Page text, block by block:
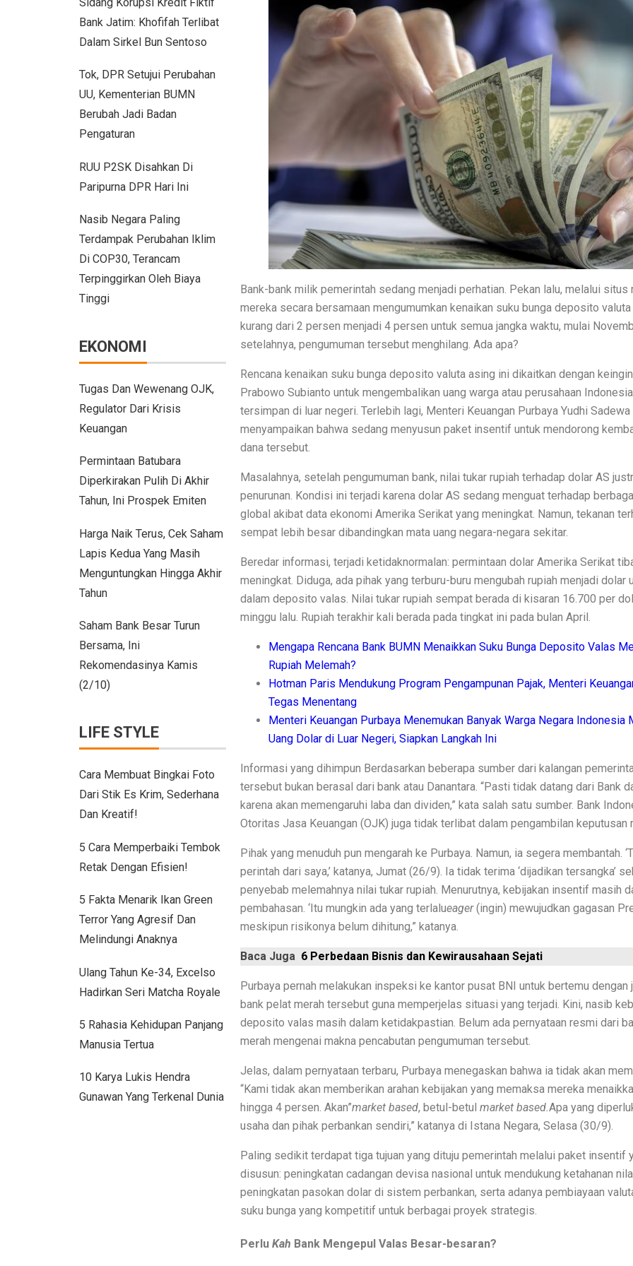
Pebisnis Diler Prediksi Penjualan Mobil 2025 Turun dari 2024
GIIAS Bandung 2025 Tampilkan 18 Merek Kendaraan Baru Berbasis Teknologi Terkini
GIIAS Bandung 2025: Sinergi Pemerintah, Industri, dan Masyarakat untuk Masa Depan Otomotif Indonesia
Lebih Banyak Pilihan, Ini Keunggulan V-belt Aftermarket
Trio Unggulan Suzuki di GIIAS Bandung 2025: Jimny 5-Door, Fronx, dan XL7 Hybrid Alpha Kuro
Daihatsu Rocky Diluncurkan di GIIAS: SUV Kompak dengan Teknologi Canggih dan Harga Hemat
Hyundai Akan Rilis Mobil Listrik Baru Tahun Ini
Arista Bawa Farizon, Mobil Niaga Listrik yang Siap Lawan Gran Max
28 Kendaraan Perusahaan di Aceh Tamiang Pakai Pelat Luar, Dominasi BK
Pengalaman Pertama Mengemudi Jaecoo J8, SUV Premium yang Tangguh dan Nyaman
GIIAS Bandung 2025: Komitmen Gaikindo Dukung Pertumbuhan Otomotif
Persaingan BMW dan Mercedes-Benz Hadapi Bebas Bea Mobil Eropa
Citroen C3 Sport dan Jeep Gladiator Meluncur di GIIAS Bandung
Uji Coba Mobil SUV JAECOO J8 SHS ARDIS di ISDC Tangerang
Jeep Gladiator Sport Tampil di GIIAS Bandung 2025
GIIAS Bandung 2025: Konsistensi 54 Tahun Toyota Melayani dan Berkontribusi untuk Indonesia
Petualangan Motor Baru! Kove 350F 344cc Dirilis, Lihat Spesifikasi dan Harga!
Toyota Avanza, Teman Perjalanan Jauh dengan Pembaruan Menyeluruh
7 Ide Pagar Bambu Sederhana untuk Rumah Tropis
10 Model Batu Alam Dinding Minimalis Terbaru
Ternyata Mudah, Ini 5 Cara Pasang Wallpaper Dinding Sendiri!
Cara Membuat Bingkai Foto dari Stik Es Krim, Sederhana dan Kreatif!
Tips Menata Hiasan Dinding untuk Ruang Tamu Estetis
Pasien Konsultasi Kesehatan ke AI? Ini Tanggapan Dokter
5 Cara Memperbaiki Tembok Retak dengan Efisien!
Harga Kusen UPVC vs Aluminium, Ketahui Perbedaannya!
Tanda-Tanda Kanker Payudara yang Sering Diabaikan
Hasil MotoGP Jepang 2025: Marc Marquez Juara Dunia
Tren Rumah Scandinavian: Ciri Khas dan Aturan Desain
Anti Ribet, Gaya Hias Dinding Modern dari Stik Es Krim
Idaman! 10 Desain Wajib untuk Rumah Sempit
5 Cara Menyemprot Dinding Basah agar Rapi dan Awet!
Mewah dan Megah, 10 Rumah Terbesar di Dunia!
Inspirasi Warna Cat Pagar yang Elegan dan Pasti Sukses
Tips Pemasangan Plafon PVC Rangka Hollow Modern
8 Ciri Rumah Tropis Sederhana: Hunian Asri, Sejuk, dan Nyaman
Literasi AI Jadi Dasar Penting bagi Talent Digital
Studi: Risiko Penyakit Jantung Terkait Hampir Semua Kasus
Tugas dan Wewenang OJK, Regulator dari Krisis Keuangan
5 Fakta Menarik Ikan Green Terror yang Agresif dan Melindungi Anaknya
Bank Jatim: Khofifah Terlibat
Dalam Sirkel Bun Sentoso
Tok, DPR Setujui Perubahan
UU, Kementerian BUMN
Berubah Jadi Badan
Pengaturan
RUU P2SK Disahkan Di
Paripurna DPR Hari Ini
Nasib Negara Paling
Terdampak Perubahan Iklim
Di COP30, Terancam
Terpinggirkan Oleh Biaya
Tinggi
EKONOMI
Tugas Dan Wewenang OJK,
Regulator Dari Krisis
Keuangan
Permintaan Batubara
Diperkirakan Pulih Di Akhir
Tahun, Ini Prospek Emiten
Harga Naik Terus, Cek Saham
Lapis Kedua Yang Masih
Menguntungkan Hingga Akhir
Tahun
Saham Bank Besar Turun
Bersama, Ini
Rekomendasinya Kamis
(2/10)
LIFE STYLE
Cara Membuat Bingkai Foto
Dari Stik Es Krim, Sederhana
Dan Kreatif!
5 Cara Memperbaiki Tembok
Retak Dengan Efisien!
5 Fakta Menarik Ikan Green
Terror Yang Agresif Dan
Melindungi Anaknya
Ulang Tahun Ke-34, Excelso
Hadirkan Seri Matcha Royale
5 Rahasia Kehidupan Panjang
Manusia Tertua
10 Karya Lukis Hendra
Gunawan Yang Terkenal Dunia
Bank-bank milik pemerintah sedang menjadi perhatian. Pekan lalu, melalui situs
mereka secara bersamaan mengumumkan kenaikan suku bunga deposito
kurang dari 2 persen menjadi 4 persen untuk semua jangka waktu, mulai
setelahnya, pengumuman tersebut menghilang. Ada apa?
Rencana kenaikan suku bunga deposito valuta asing ini dikaitkan dengan
Prabowo Subianto untuk mengembalikan uang warga atau perusahaan
tersimpan di luar negeri. Terlebih lagi, Menteri Keuangan Purbaya Yudhi Sadewa
menyampaikan bahwa sedang menyusun paket insentif untuk mendorong
dana tersebut.
Masalahnya, setelah pengumuman bank, nilai tukar rupiah terhadap dolar AS
penurunan. Kondisi ini terjadi karena dolar AS sedang menguat terhadap
global akibat data ekonomi Amerika Serikat yang meningkat. Namun, tekanan
sempat lebih besar dibandingkan mata uang negara-negara sekitar.
Beredar informasi, terjadi ketidaknormalan: permintaan dolar Amerika Serikat
meningkat. Diduga, ada pihak yang terburu-buru mengubah rupiah menjadi dolar
dalam deposito valas. Nilai tukar rupiah sempat berada di kisaran 16.700 per
minggu lalu. Rupiah terakhir kali berada pada tingkat ini pada bulan April.
Mengapa Rencana Bank BUMN Menaikkan Suku Bunga Deposito Valas
Rupiah Melemah?
Hotman Paris Mendukung Program Pengampunan Pajak, Menteri
Tegas Menentang
Menteri Keuangan Purbaya Menemukan Banyak Warga Negara Indonesia
Uang Dolar di Luar Negeri, Siapkan Langkah Ini
Informasi yang dihimpun Berdasarkan beberapa sumber dari kalangan
tersebut bukan berasal dari bank atau Danantara. “Pasti tidak datang dari Bank
karena akan memengaruhi laba dan dividen,” kata salah satu sumber. Bank
Otoritas Jasa Keuangan (OJK) juga tidak terlibat dalam pengambilan keputusan
Pihak yang menuduh pun mengarah ke Purbaya. Namun, ia segera membantah.
perintah dari saya,’ katanya, Jumat (26/9). Ia tidak terima ‘dijadikan tersangka’
penyebab melemahnya nilai tukar rupiah. Menurutnya, kebijakan insentif masih
pembahasan. ‘Itu mungkin ada yang terlalueager(ingin) mewujudkan gagasan
meskipun risikonya belum dihitung,” katanya.
Baca Juga 6 Perbedaan Bisnis dan Kewirausahaan Sejati
Purbaya pernah melakukan inspeksi ke kantor pusat BNI untuk bertemu dengan
bank pelat merah tersebut guna memperjelas situasi yang terjadi. Kini, nasib
deposito valas masih dalam ketidakpastian. Belum ada pernyataan resmi dari
merah mengenai makna pencabutan pengumuman tersebut.
Jelas, dalam pernyataan terbaru, Purbaya menegaskan bahwa ia tidak akan
“Kami tidak akan memberikan arahan kebijakan yang memaksa mereka
hingga 4 persen. Akan”market based, betul-betul market based.Apa yang
usaha dan pihak perbankan sendiri,” katanya di Istana Negara, Selasa (30/9).
Paling sedikit terdapat tiga tujuan yang dituju pemerintah melalui paket insentif
disusun: peningkatan cadangan devisa nasional untuk mendukung ketahanan
peningkatan pasokan dolar di sistem perbankan, serta adanya pembiayaan
suku bunga yang kompetitif untuk berbagai proyek strategis.
Perlu Kah Bank Mengepul Valas Besar-besaran?